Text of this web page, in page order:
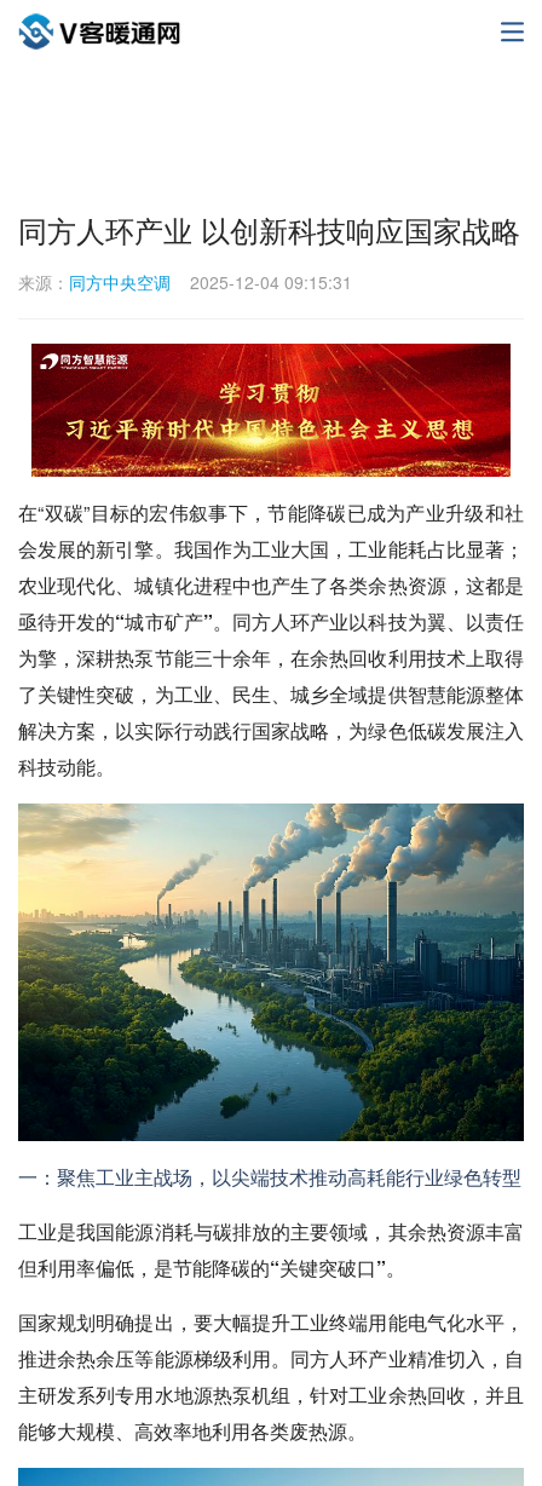
同方人环产业 以创新科技响应国家战略
来源： 同方中央空调 2025-12-04 09:15:31
在“双碳”目标的宏伟叙事下，节能降碳已成为产业升级和社
会发展的新引擎。我国作为工业大国，工业能耗占比显著；
农业现代化、城镇化进程中也产生了各类余热资源，这都是
亟待开发的“城市矿产”。同方人环产业以科技为翼、以责任
为擎，深耕热泵节能三十余年，在余热回收利用技术上取得
了关键性突破，为工业、民生、城乡全域提供智慧能源整体
解决方案，以实际行动践行国家战略，为绿色低碳发展注入
科技动能。
一：聚焦工业主战场，以尖端技术推动高耗能行业绿色转型
工业是我国能源消耗与碳排放的主要领域，其余热资源丰富
但利用率偏低，是节能降碳的“关键突破口”。
国家规划明确提出，要大幅提升工业终端用能电气化水平，
推进余热余压等能源梯级利用。同方人环产业精准切入，自
主研发系列专用水地源热泵机组，针对工业余热回收，并且
能够大规模、高效率地利用各类废热源。